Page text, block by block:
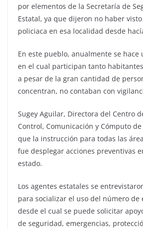
por elementos de la Secretaría de
Estatal, ya que dijeron no haber
policiaca en esa localidad desde
En este pueblo, anualmente se
en el cual participan tanto
a pesar de la gran cantidad de
concentran, no contaban con
Sugey Aguilar, Directora del Centro
Control, Comunicación y Cómputo de
que la instrucción para todas las
fue desplegar acciones preventivas
estado.
Los agentes estatales se
para socializar el uso del número de
desde el cual se puede solicitar
de seguridad, emergencias,